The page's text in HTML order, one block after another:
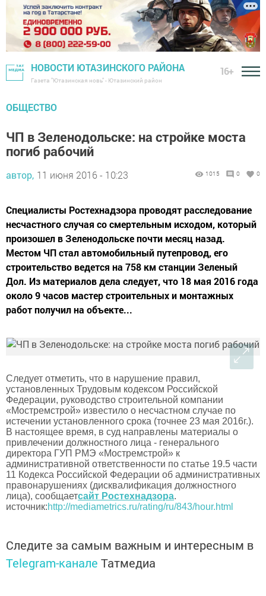
НОВОСТИ ЮТАЗИНСКОГО РАЙОНА
Газета "Ютазинская новь" - Ютазинский район
16+
ОБЩЕСТВО
ЧП в Зеленодольске: на стройке моста
погиб рабочий
автор, 11 июня 2016 - 10:23 1015 0 0
Специалисты Ростехнадзора проводят расследование
несчастного случая со смертельным исходом, который
произошел в Зеленодольске почти месяц назад.
Местом ЧП стал автомобильный путепровод, его
строительство ведется на 758 км станции Зеленый
Дол. Из материалов дела следует, что 18 мая 2016 года
около 9 часов мастер строительных и монтажных
работ получил на объекте...
Следует отметить, что в нарушение правил,
установленных Трудовым кодексом Российской
Федерации, руководство строительной компании
«Мостремстрой» известило о несчастном случае по
истечении установленного срока (точнее 23 мая 2016г.).
В настоящее время, в суд направлены материалы о
привлечении должностного лица - генерального
директора ГУП РМЭ «Мостремстрой» к
административной ответственности по статье 19.5 части
11 Кодекса Российской Федерации об административных
правонарушениях (дисквалификация должностного
лица), сообщаетсайт Ростехнадзора.
источник:http://mediametrics.ru/rating/ru/843/hour.html
Следите за самым важным и интересным в
Telegram-канале Татмедиа